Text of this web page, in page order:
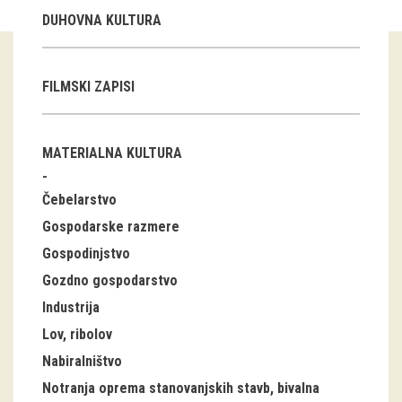
Group visits
education
publications
Etnolog
Books
DVD-s
DUHOVNA KULTURA
FILMSKI ZAPISI
MATERIALNA KULTURA
Čebelarstvo
Gospodarske razmere
Gospodinjstvo
Gozdno gospodarstvo
Industrija
Lov, ribolov
Nabiralništvo
Notranja oprema stanovanjskih stavb, bivalna